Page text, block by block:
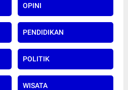
OPINI
PENDIDIKAN
POLITIK
WISATA